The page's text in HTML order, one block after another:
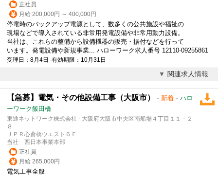
正社員
月給 200,000円 ～ 400,000円
停電時のバックアップ電源として、数多くの公共施設や福祉の
現場などで導入されている非常用発電設備や非常用動力設備。
当社は、これらの整備から設備機器の販売・据付などを行って
います。発電設備や新規事業... ハローワーク求人番号 12110-09255861
受理日：8月4日 有効期限：10月31日
関連求人情報
【急募】電気・その他設備工事（大阪市） - 新着 - ハロ
ーワーク飯田橋
東通ネットワーク株式会社 - 大阪府大阪市中央区南船場４丁目１１－２
８
ＪＰＲ心斎橋ウエスト６Ｆ
当社 西日本事業本部
正社員
月給 265,000円
電気工事全般